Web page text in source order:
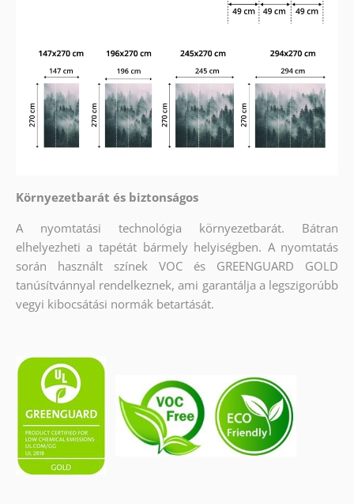
Környezetbarát és biztonságos
A nyomtatási technológia környezetbarát. Bátran
elhelyezheti a tapétát bármely helyiségben. A nyomtatás
során használt színek VOC és GREENGUARD GOLD
tanúsítvánnyal rendelkeznek, ami garantálja a legszigorúbb
vegyi kibocsátási normák betartását.